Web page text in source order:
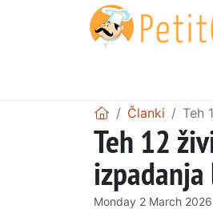
Članki Teh
Teh 12
izpadanja
Monday 2 March